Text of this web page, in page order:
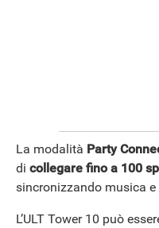
La modalità Party
di collegare fino a 100
sincronizzando musica
L’ULT Tower 10 può